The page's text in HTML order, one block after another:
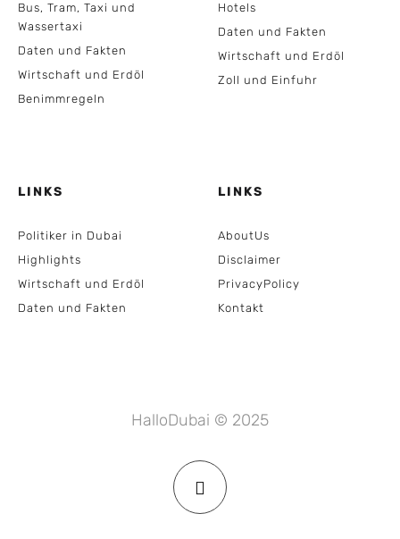
Bus, Tram, Taxi und
Wassertaxi
Daten und Fakten
Wirtschaft und Erdöl
Benimmregeln
Hotels
Daten und Fakten
Wirtschaft und Erdöl
Zoll und Einfuhr
LINKS
Politiker in Dubai
Highlights
Wirtschaft und Erdöl
Daten und Fakten
LINKS
AboutUs
Disclaimer
PrivacyPolicy
Kontakt
HalloDubai © 2025